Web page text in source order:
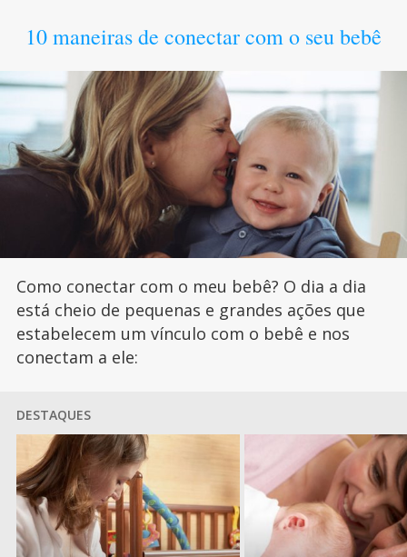
10 maneiras de conectar com o seu bebê
Como conectar com o meu bebê? O dia a dia
está cheio de pequenas e grandes ações que
estabelecem um vínculo com o bebê e nos
conectam a ele:
DESTAQUES